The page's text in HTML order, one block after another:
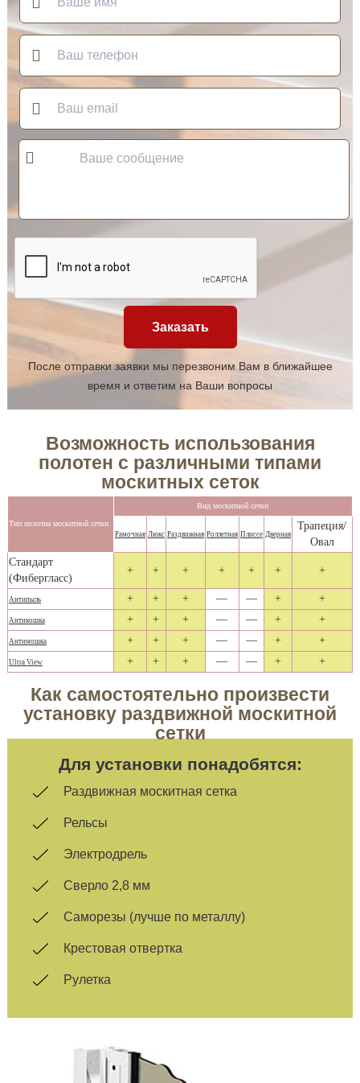
Заказать
После отправки заявки мы перезвоним Вам в ближайшее
время и ответим на Ваши вопросы
Возможность использования
полотен с различными типами
москитных сеток
Тип полотна москитной сетки
Вид москитной сетки
Рамочная Люкс Раздвижная Роллетная Плиссе Дверная
Трапеция/
Овал
Стандарт
(Фибергласс)
+ + + + + + +
Антипыль + + + — — + +
Антикошка + + + — — + +
Антимошка + + + — — + +
Ultra View + + + — — + +
Как самостоятельно произвести
установку раздвижной москитной
сетки
Для установки понадобятся:
Раздвижная москитная сетка
Рельсы
Электродрель
Сверло 2,8 мм
Саморезы (лучше по металлу)
Крестовая отвертка
Рулетка